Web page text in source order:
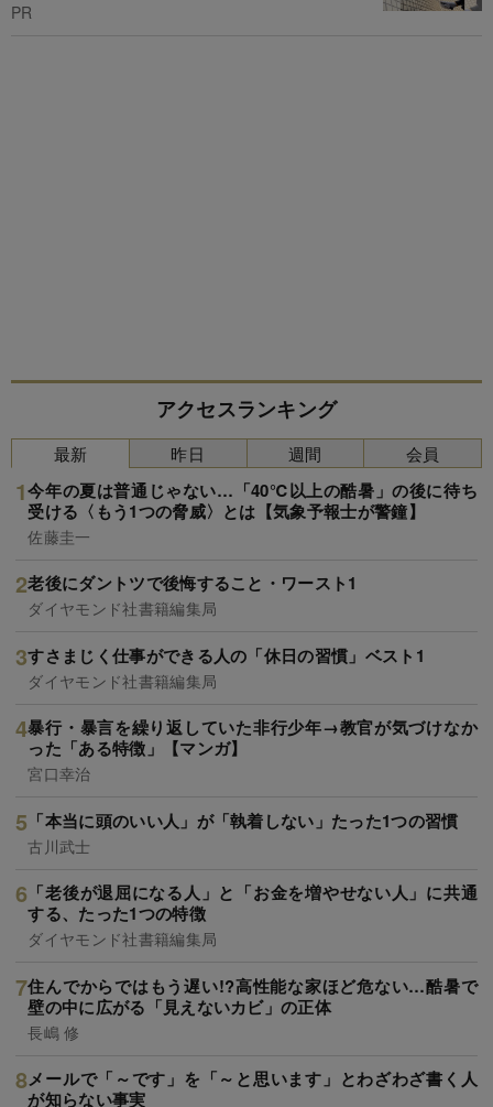
PR
アクセスランキング
最新
今年の夏は普通じゃない…「40℃以上の酷暑」の後に待ち
受ける〈もう1つの脅威〉とは【気象予報士が警鐘】
佐藤圭一
老後にダントツで後悔すること・ワースト1
ダイヤモンド社書籍編集局
すさまじく仕事ができる人の「休日の習慣」ベスト1
ダイヤモンド社書籍編集局
暴行・暴言を繰り返していた非行少年→教官が気づけなか
った「ある特徴」【マンガ】
宮口幸治
「本当に頭のいい人」が「執着しない」たった1つの習慣
古川武士
「老後が退屈になる人」と「お金を増やせない人」に共通
する、たった1つの特徴
ダイヤモンド社書籍編集局
住んでからではもう遅い!?高性能な家ほど危ない…酷暑で
壁の中に広がる「見えないカビ」の正体
長嶋 修
メールで「～です」を「～と思います」とわざわざ書く人
が知らない事実
昨日 週間 会員